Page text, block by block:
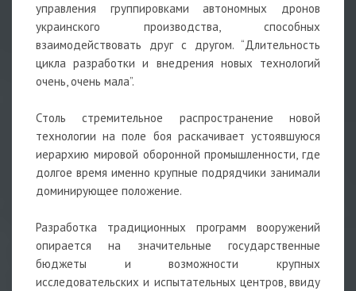
управления группировками автономных дронов
украинского производства, способных
взаимодействовать друг с другом. “Длительность
цикла разработки и внедрения новых технологий
очень, очень мала”.
Столь стремительное распространение новой
технологии на поле боя раскачивает устоявшуюся
иерархию мировой оборонной промышленности, где
долгое время именно крупные подрядчики занимали
доминирующее положение.
Разработка традиционных программ вооружений
опирается на значительные государственные
бюджеты и возможности крупных
исследовательских и испытательных центров, ввиду